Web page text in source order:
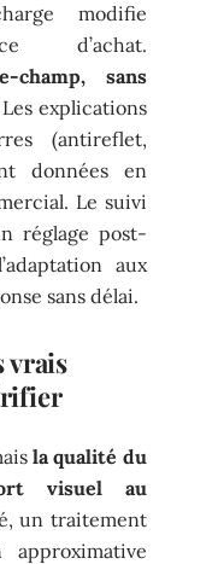
modifie
d’achat.
champ, sans
Les explications
(antireflet,
données en
Le suivi
réglage post-
aux
sans délai.
vrais
la qualité du
visuel au
un traitement